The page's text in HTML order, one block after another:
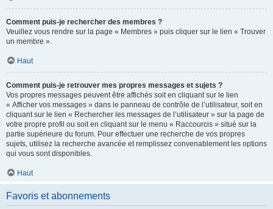
Comment puis-je rechercher des membres ?
Veuillez vous rendre sur la page « Membres » puis cliquer sur le lien « Trouver
un membre ».
Haut
Comment puis-je retrouver mes propres messages et sujets ?
Vos propres messages peuvent être affichés soit en cliquant sur le lien
« Afficher vos messages » dans le panneau de contrôle de l’utilisateur, soit en
cliquant sur le lien « Rechercher les messages de l’utilisateur » sur la page de
votre propre profil ou soit en cliquant sur le menu « Raccourcis » situé sur la
partie supérieure du forum. Pour effectuer une recherche de vos propres
sujets, utilisez la recherche avancée et remplissez convenablement les options
qui vous sont disponibles.
Haut
Favoris et abonnements